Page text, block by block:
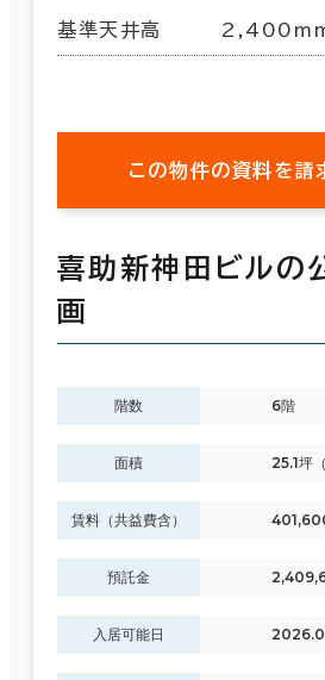
基準天井高
この物件の資料を請
喜助新神田ビルの
画
階数 6階
面積 25.1坪
賃料（共益費含）
預託金
入居可能日